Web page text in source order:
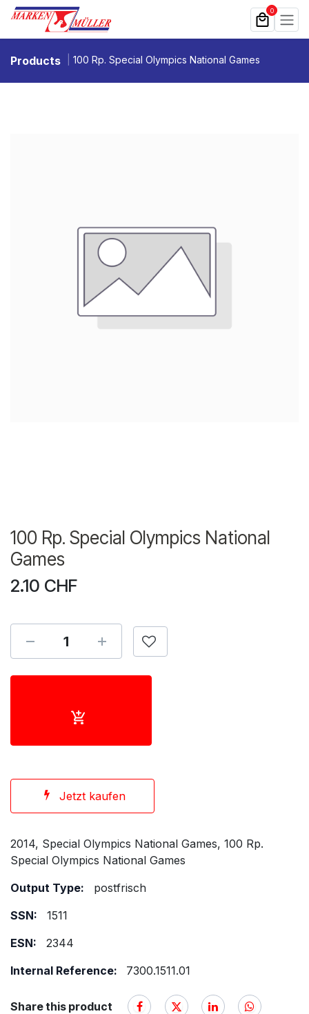
Zum Inhalt springen 0
Products 100 Rp. Special Olympics National Games
100 Rp. Special Olympics National
Games
2.10 CHF
Jetzt kaufen
2014, Special Olympics National Games, 100 Rp.
Special Olympics National Games
Output Type:
postfrisch
SSN:
1511
ESN:
2344
Internal Reference:
7300.1511.01
Share this product